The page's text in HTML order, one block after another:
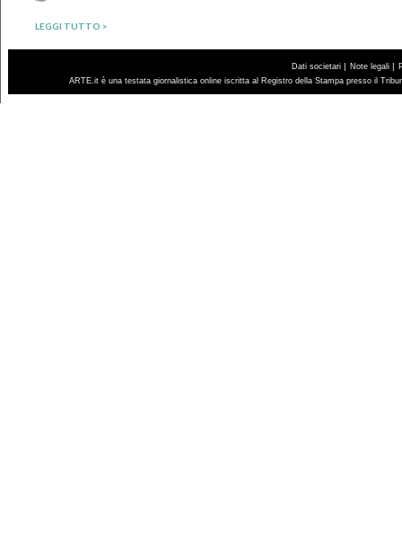
LEGGI TUTTO >
Dati societari | Note legali |
ARTE.it è una testata giornalistica online iscritta al Registro della Stampa presso il